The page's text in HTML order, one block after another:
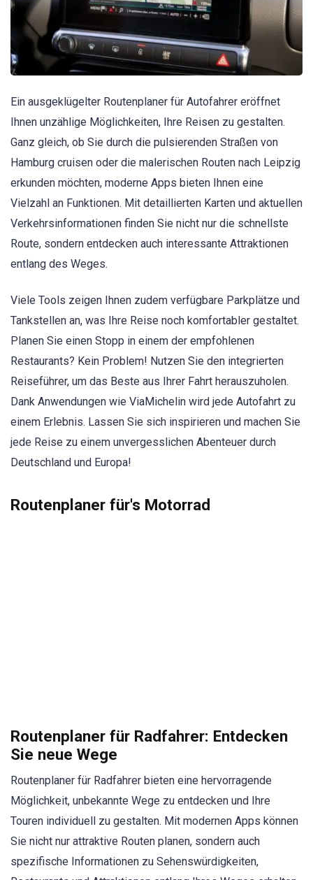
Ein ausgeklügelter Routenplaner für Autofahrer eröffnet
Ihnen unzählige Möglichkeiten, Ihre Reisen zu gestalten.
Ganz gleich, ob Sie durch die pulsierenden Straßen von
Hamburg cruisen oder die malerischen Routen nach Leipzig
erkunden möchten, moderne Apps bieten Ihnen eine
Vielzahl an Funktionen. Mit detaillierten Karten und aktuellen
Verkehrsinformationen finden Sie nicht nur die schnellste
Route, sondern entdecken auch interessante Attraktionen
entlang des Weges.
Viele Tools zeigen Ihnen zudem verfügbare Parkplätze und
Tankstellen an, was Ihre Reise noch komfortabler gestaltet.
Planen Sie einen Stopp in einem der empfohlenen
Restaurants? Kein Problem! Nutzen Sie den integrierten
Reiseführer, um das Beste aus Ihrer Fahrt herauszuholen.
Dank Anwendungen wie ViaMichelin wird jede Autofahrt zu
einem Erlebnis. Lassen Sie sich inspirieren und machen Sie
jede Reise zu einem unvergesslichen Abenteuer durch
Deutschland und Europa!
Routenplaner für's Motorrad
Routenplaner für Radfahrer: Entdecken
Sie neue Wege
Routenplaner für Radfahrer bieten eine hervorragende
Möglichkeit, unbekannte Wege zu entdecken und Ihre
Touren individuell zu gestalten. Mit modernen Apps können
Sie nicht nur attraktive Routen planen, sondern auch
spezifische Informationen zu Sehenswürdigkeiten,